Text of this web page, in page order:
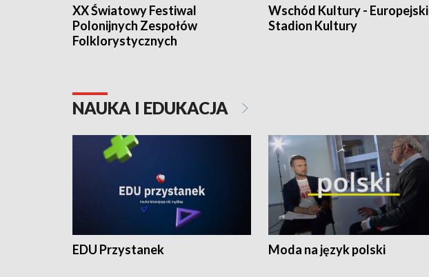
XX Światowy Festiwal
Polonijnych Zespołów
Folklorystycznych
Wschód Kultury - Europejski
Stadion Kultury
NAUKA I EDUKACJA
EDU Przystanek Moda na język polski